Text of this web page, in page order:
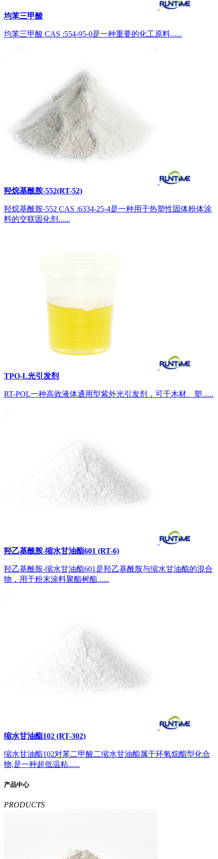
均苯三甲酸
均苯三甲酸 CAS :554-95-0是一种重要的化工原料......
羟烷基酰胺-552(RT-52)
羟烷基酰胺-552 CAS :6334-25-4是一种用于热塑性固体粉体涂
料的交联固化剂......
TPO-L光引发剂
RT-POL一种高效液体通用型紫外光引发剂，可于木材、塑......
羟乙基酰胺-缩水甘油酯601 (RT-6)
羟乙基酰胺-缩水甘油酯601是羟乙基酰胺与缩水甘油酯的混合
物，用于粉末涂料聚酯树酯......
缩水甘油酯102 (RT-302)
缩水甘油酯102对苯二甲酸二缩水甘油酯属于环氧烷酯型化合
物,是一种超低温粘......
产品中心
PRODUCTS